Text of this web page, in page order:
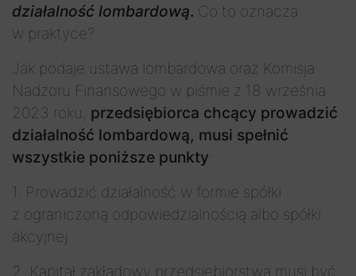
działalność lombardową. Co to oznacza
w praktyce?
Jak podaje ustawa lombardowa oraz Komisja
Nadzoru Finansowego w piśmie z 18 września
2023 roku, przedsiębiorca chcący prowadzić
działalność lombardową, musi spełnić
wszystkie poniższe punkty:
1. Prowadzić działalność w formie spółki
z ograniczoną odpowiedzialnością albo spółki
akcyjnej.
2. Kapitał zakładowy przedsiębiorstwa musi być